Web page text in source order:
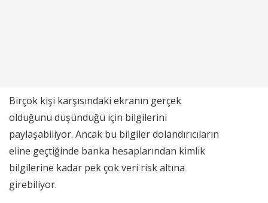
Birçok kişi karşısındaki ekranın gerçek
olduğunu düşündüğü için bilgilerini
paylaşabiliyor. Ancak bu bilgiler dolandırıcıların
eline geçtiğinde banka hesaplarından kimlik
bilgilerine kadar pek çok veri risk altına
girebiliyor.